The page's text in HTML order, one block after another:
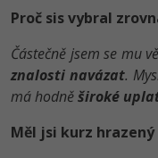
Proč sis vybral
Částečně jsem se mu
znalosti navázat.
má hodněširoké
Měl jsi kurz